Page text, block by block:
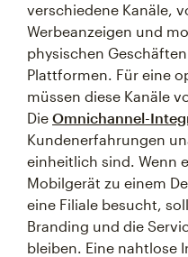
verschiedene Kanäle,
Werbeanzeigen und
physischen
Plattformen. Für eine
müssen diese Kanäle
Die Omnichannel-
Kundenerfahrungen
einheitlich sind. Wenn
Mobilgerät zu einem
eine Filiale besucht,
Branding und die
bleiben. Eine nahtlose